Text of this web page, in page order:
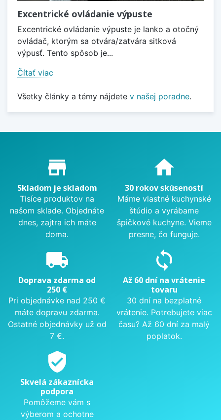
Excentrické ovládanie výpuste
Excentrické ovládanie výpuste je lanko a otočný
ovládač, ktorým sa otvára/zatvára sitková
výpusť. Tento spôsob je...
Čítať viac
Všetky články a témy nájdete v našej poradne.
Proč nakupovat u nás?
store_mall_directory
Skladom je skladom
Tisíce produktov na
našom sklade. Objednáte
dnes, zajtra ich máte
doma.
home
30 rokov skúseností
Máme vlastné kuchynské
štúdio a vyrábame
špičkové kuchyne. Vieme
presne, čo funguje.
local_shipping
Doprava zdarma od
250 €
Pri objednávke nad 250 €
máte dopravu zdarma.
Ostatné objednávky už od
7 €.
sync
Až 60 dní na vrátenie
tovaru
30 dní na bezplatné
vrátenie. Potrebujete viac
času? Až 60 dní za malý
poplatok.
verified_user
Skvelá zákaznícka
podpora
Pomôžeme vám s
výberom a ochotne